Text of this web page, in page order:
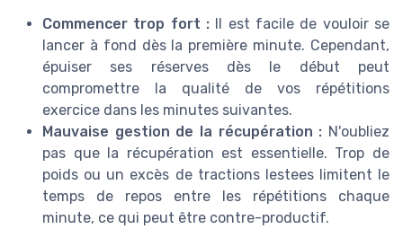
Commencer trop fort : Il est facile de vouloir se
lancer à fond dès la première minute. Cependant,
épuiser ses réserves dès le début peut
compromettre la qualité de vos répétitions
exercice dans les minutes suivantes.
Mauvaise gestion de la récupération : N'oubliez
pas que la récupération est essentielle. Trop de
poids ou un excès de tractions lestees limitent le
temps de repos entre les répétitions chaque
minute, ce qui peut être contre-productif.